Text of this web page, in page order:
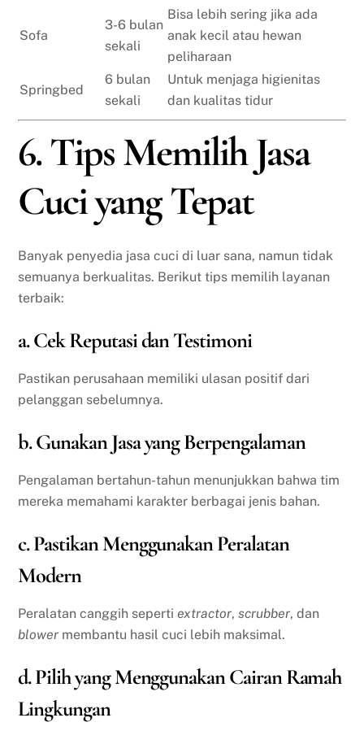
Sofa
3-6 bulan
sekali
Bisa lebih sering jika ada
anak kecil atau hewan
peliharaan
Springbed
6 bulan
sekali
Untuk menjaga higienitas
dan kualitas tidur
6. Tips Memilih Jasa
Cuci yang Tepat
Banyak penyedia jasa cuci di luar sana, namun tidak
semuanya berkualitas. Berikut tips memilih layanan
terbaik:
a. Cek Reputasi dan Testimoni
Pastikan perusahaan memiliki ulasan positif dari
pelanggan sebelumnya.
b. Gunakan Jasa yang Berpengalaman
Pengalaman bertahun-tahun menunjukkan bahwa tim
mereka memahami karakter berbagai jenis bahan.
c. Pastikan Menggunakan Peralatan
Modern
Peralatan canggih sepertiextractor,scrubber, dan
blower membantu hasil cuci lebih maksimal.
d. Pilih yang Menggunakan Cairan Ramah
Lingkungan